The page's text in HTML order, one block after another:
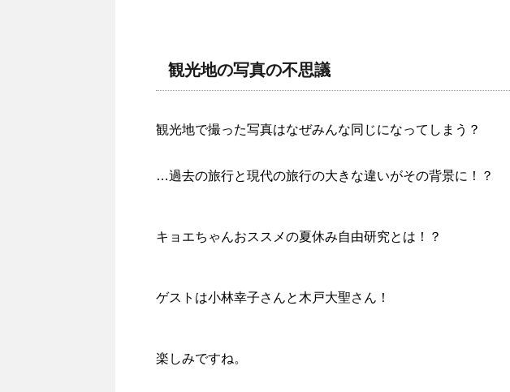
観光地の写真の不思議
観光地で撮った写真はなぜみんな同じになってしまう？
…過去の旅行と現代の旅行の大きな違いがその背景に！？
キョエちゃんおススメの夏休み自由研究とは！？
ゲストは小林幸子さんと木戸大聖さん！
楽しみですね。